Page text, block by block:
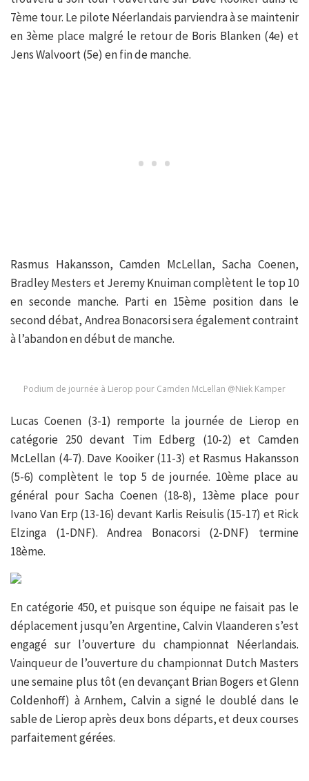
7ème tour. Le pilote Néerlandais parviendra à se maintenir
en 3ème place malgré le retour de Boris Blanken (4e) et
Jens Walvoort (5e) en fin de manche.
Rasmus Hakansson, Camden McLellan, Sacha Coenen,
Bradley Mesters et Jeremy Knuiman complètent le top 10
en seconde manche. Parti en 15ème position dans le
second débat, Andrea Bonacorsi sera également contraint
à l’abandon en début de manche.
Podium de journée à Lierop pour Camden McLellan @Niek Kamper
Lucas Coenen (3-1) remporte la journée de Lierop en
catégorie 250 devant Tim Edberg (10-2) et Camden
McLellan (4-7). Dave Kooiker (11-3) et Rasmus Hakansson
(5-6) complètent le top 5 de journée. 10ème place au
général pour Sacha Coenen (18-8), 13ème place pour
Ivano Van Erp (13-16) devant Karlis Reisulis (15-17) et Rick
Elzinga (1-DNF). Andrea Bonacorsi (2-DNF) termine
18ème.
En catégorie 450, et puisque son équipe ne faisait pas le
déplacement jusqu’en Argentine, Calvin Vlaanderen s’est
engagé sur l’ouverture du championnat Néerlandais.
Vainqueur de l’ouverture du championnat Dutch Masters
une semaine plus tôt (en devançant Brian Bogers et Glenn
Coldenhoff) à Arnhem, Calvin a signé le doublé dans le
sable de Lierop après deux bons départs, et deux courses
parfaitement gérées.